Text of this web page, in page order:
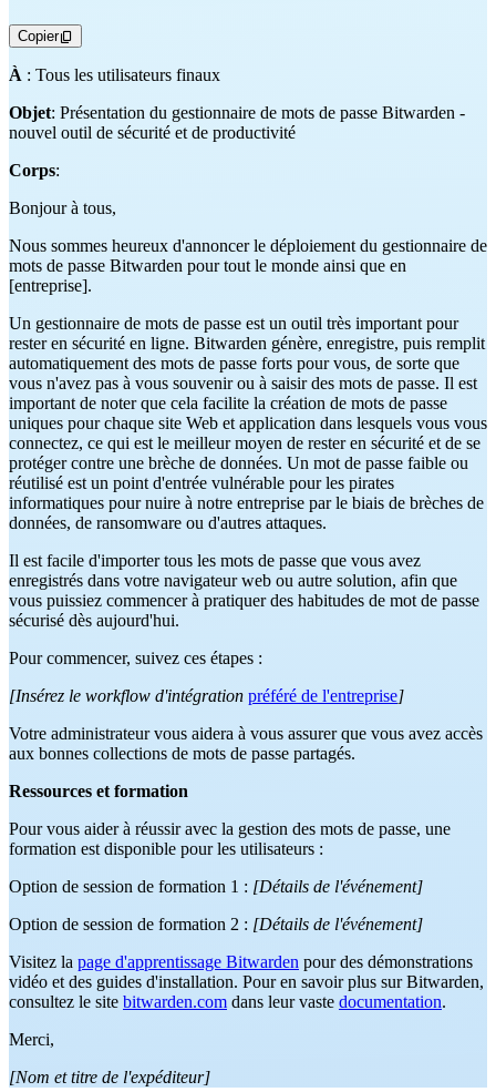
Copier
À : Tous les utilisateurs finaux
Objet: Présentation du gestionnaire de mots de passe Bitwarden -
nouvel outil de sécurité et de productivité
Corps:
Bonjour à tous,
Nous sommes heureux d'annoncer le déploiement du gestionnaire de
mots de passe Bitwarden pour tout le monde ainsi que en
[entreprise].
Un gestionnaire de mots de passe est un outil très important pour
rester en sécurité en ligne. Bitwarden génère, enregistre, puis remplit
automatiquement des mots de passe forts pour vous, de sorte que
vous n'avez pas à vous souvenir ou à saisir des mots de passe. Il est
important de noter que cela facilite la création de mots de passe
uniques pour chaque site Web et application dans lesquels vous vous
connectez, ce qui est le meilleur moyen de rester en sécurité et de se
protéger contre une brèche de données. Un mot de passe faible ou
réutilisé est un point d'entrée vulnérable pour les pirates
informatiques pour nuire à notre entreprise par le biais de brèches de
données, de ransomware ou d'autres attaques.
Il est facile d'importer tous les mots de passe que vous avez
enregistrés dans votre navigateur web ou autre solution, afin que
vous puissiez commencer à pratiquer des habitudes de mot de passe
sécurisé dès aujourd'hui.
Pour commencer, suivez ces étapes :
[Insérez le workflow d'intégration préféré de l'entreprise]
Votre administrateur vous aidera à vous assurer que vous avez accès
aux bonnes collections de mots de passe partagés.
Ressources et formation
Pour vous aider à réussir avec la gestion des mots de passe, une
formation est disponible pour les utilisateurs :
Option de session de formation 1 : [Détails de l'événement]
Option de session de formation 2 : [Détails de l'événement]
Visitez la page d'apprentissage Bitwarden pour des démonstrations
vidéo et des guides d'installation. Pour en savoir plus sur Bitwarden,
consultez le site bitwarden.com dans leur vaste documentation.
Merci,
[Nom et titre de l'expéditeur]